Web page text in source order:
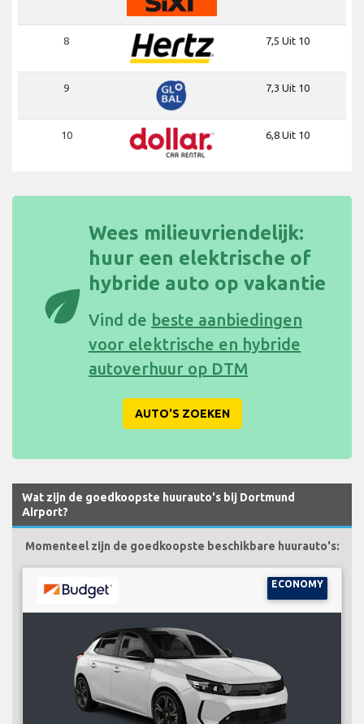
8 7,5 Uit 10
9 7,3 Uit 10
10 6,8 Uit 10
eco
Wees milieuvriendelijk:
huur een elektrische of
hybride auto op vakantie
Vind de beste aanbiedingen
voor elektrische en hybride
autoverhuur op DTM
AUTO'S ZOEKEN
Wat zijn de goedkoopste huurauto's bij Dortmund
Airport?
Momenteel zijn de goedkoopste beschikbare huurauto's:
ECONOMY